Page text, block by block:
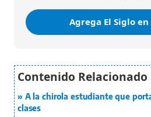
Agrega El Siglo
A la chirola estudiante que
clases